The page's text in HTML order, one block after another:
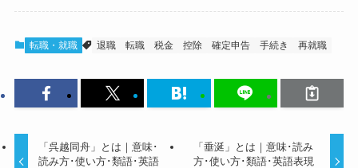
転職・就職 退職 転職 税金 控除 確定申告 手続き 再就職
「呉越同舟」とは｜意味･
読み方･使い方･類語･英語
「垂涎」とは｜意味･読み
方･使い方･類語･英語表現